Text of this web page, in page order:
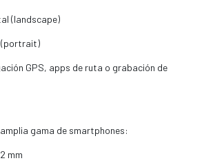
(landscape)
(portrait)
GPS, apps de ruta o grabación de
gama de smartphones:
mm